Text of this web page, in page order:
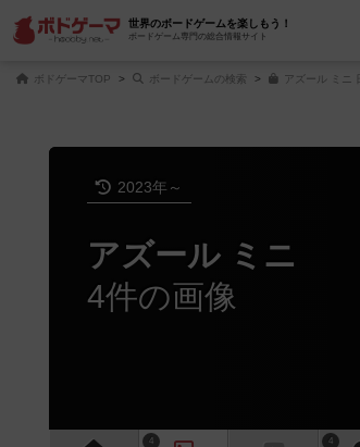
世界のボードゲームを楽しもう！
ボードゲーム専門の総合情報サイト
ボドゲーマTOP ボードゲームの検索 アズール ミニ
2023年～
アズール ミニ
4件の画像
4 4